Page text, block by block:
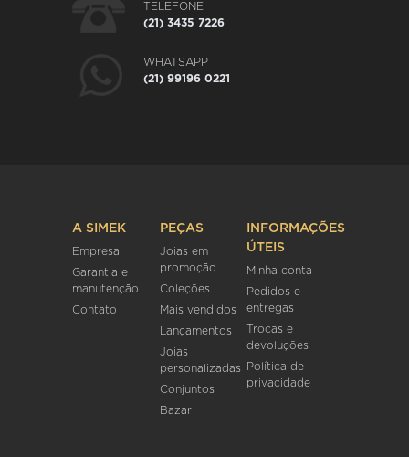
TELEFONE
(21) 3435 7226
WHATSAPP
(21) 99196 0221
A SIMEK
Empresa
Garantia e
manutenção
Contato
PEÇAS
Joias em
promoção
Coleções
Mais vendidos
Lançamentos
Joias
personalizadas
Conjuntos
Bazar
INFORMAÇÕES
ÚTEIS
Minha conta
Pedidos e
entregas
Trocas e
devoluções
Política de
privacidade